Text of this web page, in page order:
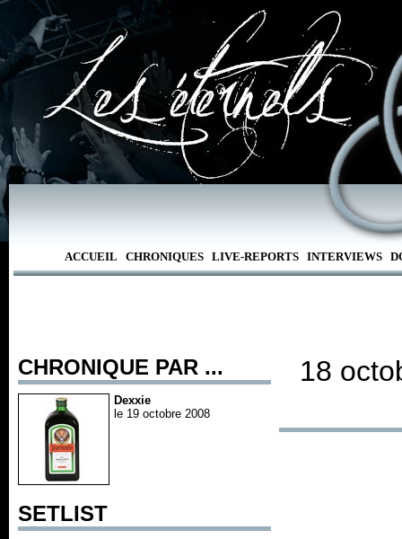
ACCUEIL CHRONIQUES LIVE-REPORTS INTERVIEWS
CHRONIQUE PAR ...
Dexxie
le 19 octobre 2008
SETLIST
18